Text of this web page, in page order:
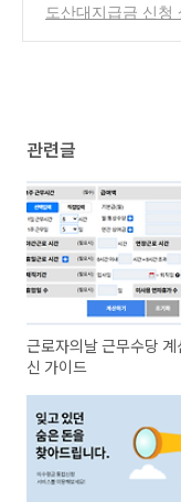
도산대지급금 신청
관련글
근로자의날 근무수당 계
신 가이드